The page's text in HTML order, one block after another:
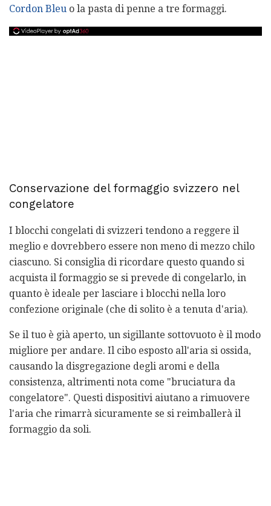
Cordon Bleu o la pasta di penne a tre formaggi.
Conservazione del formaggio svizzero nel
congelatore
I blocchi congelati di svizzeri tendono a reggere il
meglio e dovrebbero essere non meno di mezzo chilo
ciascuno. Si consiglia di ricordare questo quando si
acquista il formaggio se si prevede di congelarlo, in
quanto è ideale per lasciare i blocchi nella loro
confezione originale (che di solito è a tenuta d'aria).
Se il tuo è già aperto, un sigillante sottovuoto è il modo
migliore per andare. Il cibo esposto all'aria si ossida,
causando la disgregazione degli aromi e della
consistenza, altrimenti nota come "bruciatura da
congelatore". Questi dispositivi aiutano a rimuovere
l'aria che rimarrà sicuramente se si reimballerà il
formaggio da soli.